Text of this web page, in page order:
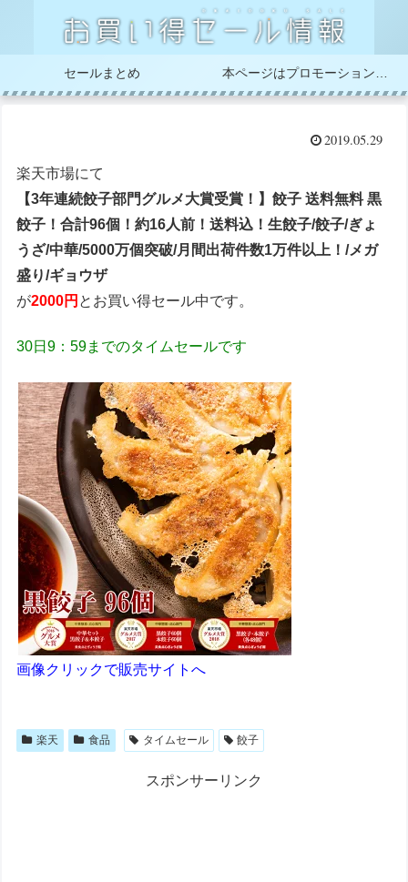
セールまとめ
2019.05.29
楽天市場にて
【3年連続餃子部門グルメ大賞受賞！】餃子 送料無料 黒
餃子！合計96個！約16人前！送料込！生餃子/餃子/ぎょ
うざ/中華/5000万個突破/月間出荷件数1万件以上！/メガ
盛り/ギョウザ
が2000円 とお買い得セール中です。
30日9：59までのタイムセールです
画像クリックで販売サイトへ
楽天 食品 タイムセール 餃子
スポンサーリンク